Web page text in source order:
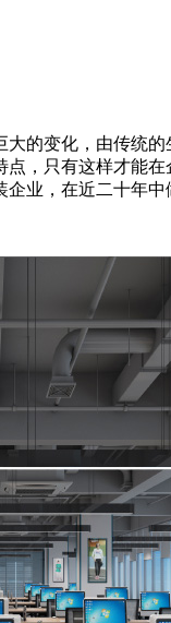
的变化，由传统
，只有这样才能
业，在近二十年中